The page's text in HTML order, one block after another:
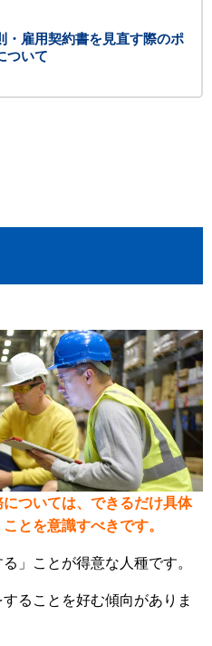
・雇用契約書を見直す際のポ
ついて
ついては、できるだけ具体
とを意識すべきです。
」ことが得意な人種です。
ることを好む傾向がありま